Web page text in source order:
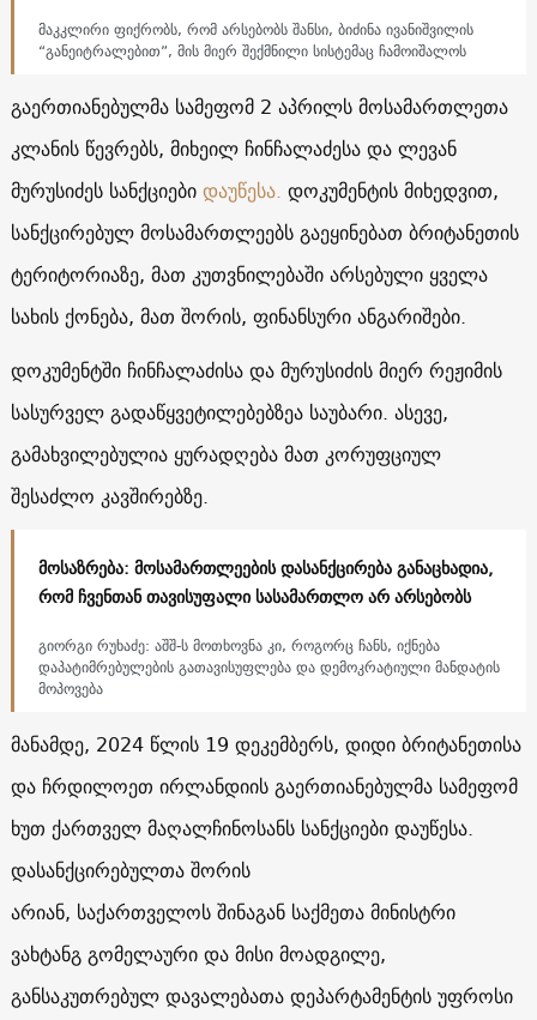
მაკკლირი ფიქრობს, რომ არსებობს შანსი, ბიძინა ივანიშვილის
“განეიტრალებით”, მის მიერ შექმნილი სისტემაც ჩამოიშალოს
გაერთიანებულმა სამეფომ 2 აპრილს მოსამართლეთა
კლანის წევრებს, მიხეილ ჩინჩალაძესა და ლევან
მურუსიძეს სანქციებიდაუწესა. დოკუმენტის მიხედვით,
სანქცირებულ მოსამართლეებს გაეყინებათ ბრიტანეთის
ტერიტორიაზე, მათ კუთვნილებაში არსებული ყველა
სახის ქონება, მათ შორის, ფინანსური ანგარიშები.
დოკუმენტში ჩინჩალაძისა და მურუსიძის მიერ რეჟიმის
სასურველ გადაწყვეტილებებზეა საუბარი. ასევე,
გამახვილებულია ყურადღება მათ კორუფციულ
შესაძლო კავშირებზე.
მოსაზრება: მოსამართლეების დასანქცირება განაცხადია,
რომ ჩვენთან თავისუფალი სასამართლო არ არსებობს
გიორგი რუხაძე: აშშ-ს მოთხოვნა კი, როგორც ჩანს, იქნება
დაპატიმრებულების გათავისუფლება და დემოკრატიული მანდატის
მოპოვება
მანამდე, 2024 წლის 19 დეკემბერს, დიდი ბრიტანეთისა
და ჩრდილოეთ ირლანდიის გაერთიანებულმა სამეფომ
ხუთ ქართველ მაღალჩინოსანს სანქციები დაუწესა.
დასანქცირებულთა შორის
არიან, საქართველოს შინაგან საქმეთა მინისტრი
ვახტანგ გომელაური და მისი მოადგილე,
განსაკუთრებულ დავალებათა დეპარტამენტის უფროსი